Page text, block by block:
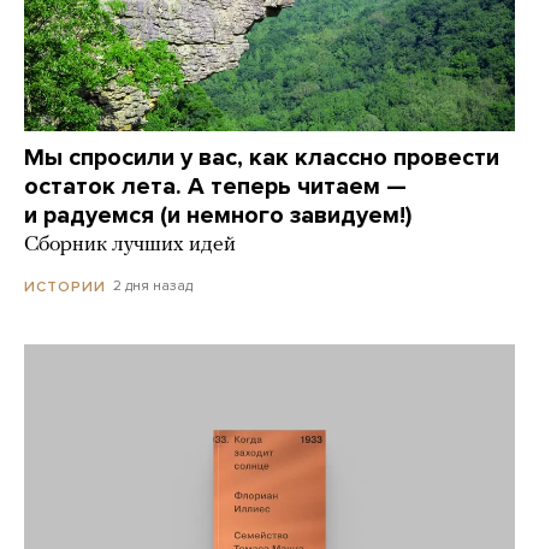
Мы спросили у вас, как классно провести
остаток лета. А теперь читаем —
и радуемся (и немного завидуем!)
Сборник лучших идей
ИСТОРИИ 2 дня назад